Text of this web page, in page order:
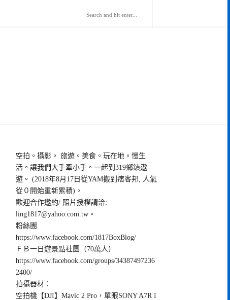
空拍。攝影。 旅遊。美食。玩在地。慢生
活。讓我們大手牽小手。一起到319鄉鎮遨
遊。 (2018年8月17日從YAM搬到痞客邦, 人氣
從０開始重新累積)。
歡迎合作邀約/ 照片授權請洽:
ling1817@yahoo.com.tw 。
粉絲團
https://www.facebook.com/1817BoxBlog/
ＦＢ一日遊景點社團（70萬人）
https://www.facebook.com/groups/34387497236
2400/
拍攝器材：
空拍機【DJI】Mavic 2 Pro，單眼SONY A7R I